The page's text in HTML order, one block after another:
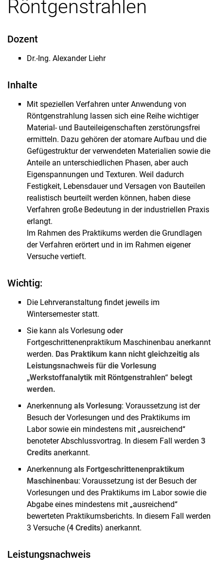
Röntgenstrahlen
Dozent
Dr.-Ing. Alexander Liehr
Inhalte
Mit speziellen Verfahren unter Anwendung von
Röntgenstrahlung lassen sich eine Reihe wichtiger
Material- und Bauteileigenschaften zerstörungsfrei
ermitteln. Dazu gehören der atomare Aufbau und die
Gefügestruktur der verwendeten Materialien sowie die
Anteile an unterschiedlichen Phasen, aber auch
Eigenspannungen und Texturen. Weil dadurch
Festigkeit, Lebensdauer und Versagen von Bauteilen
realistisch beurteilt werden können, haben diese
Verfahren große Bedeutung in der industriellen Praxis
erlangt.
Im Rahmen des Praktikums werden die Grundlagen
der Verfahren erörtert und in im Rahmen eigener
Versuche vertieft.
Wichtig:
Die Lehrveranstaltung findet jeweils im
Wintersemester statt.
Sie kann als Vorlesung oder
Fortgeschrittenenpraktikum Maschinenbau anerkannt
werden. Das Praktikum kann nicht gleichzeitig als
Leistungsnachweis für die Vorlesung
„Werkstoffanalytik mit Röntgenstrahlen“ belegt
werden.
Anerkennung als Vorlesung: Voraussetzung ist der
Besuch der Vorlesungen und des Praktikums im
Labor sowie ein mindestens mit „ausreichend“
benoteter Abschlussvortrag. In diesem Fall werden 3
Credits anerkannt.
Anerkennung als Fortgeschrittenenpraktikum
Maschinenbau: Voraussetzung ist der Besuch der
Vorlesungen und des Praktikums im Labor sowie die
Abgabe eines mindestens mit „ausreichend“
bewerteten Praktikumsberichts. In diesem Fall werden
3 Versuche (4 Credits) anerkannt.
Leistungsnachweis